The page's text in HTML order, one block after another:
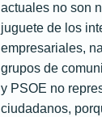
actuales no son
juguete de los
empresariales,
grupos de
y PSOE no
ciudadanos,